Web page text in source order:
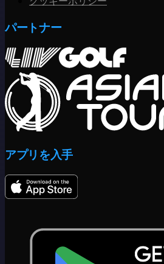
パートナー
アプリを入手